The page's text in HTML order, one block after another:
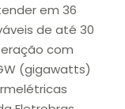
em 36
de até 30
com
(gigawatts)